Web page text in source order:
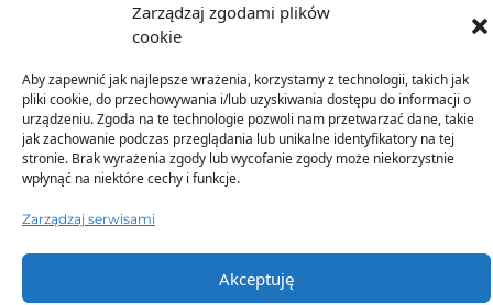
Zarządzaj zgodami plików
cookie
Aby zapewnić jak najlepsze wrażenia, korzystamy z technologii, takich jak
pliki cookie, do przechowywania i/lub uzyskiwania dostępu do informacji o
urządzeniu. Zgoda na te technologie pozwoli nam przetwarzać dane, takie
jak zachowanie podczas przeglądania lub unikalne identyfikatory na tej
stronie. Brak wyrażenia zgody lub wycofanie zgody może niekorzystnie
wpłynąć na niektóre cechy i funkcje.
Zarządzaj serwisami
Akceptuję
TO SIĘ TERAZ SPRZEDAJE